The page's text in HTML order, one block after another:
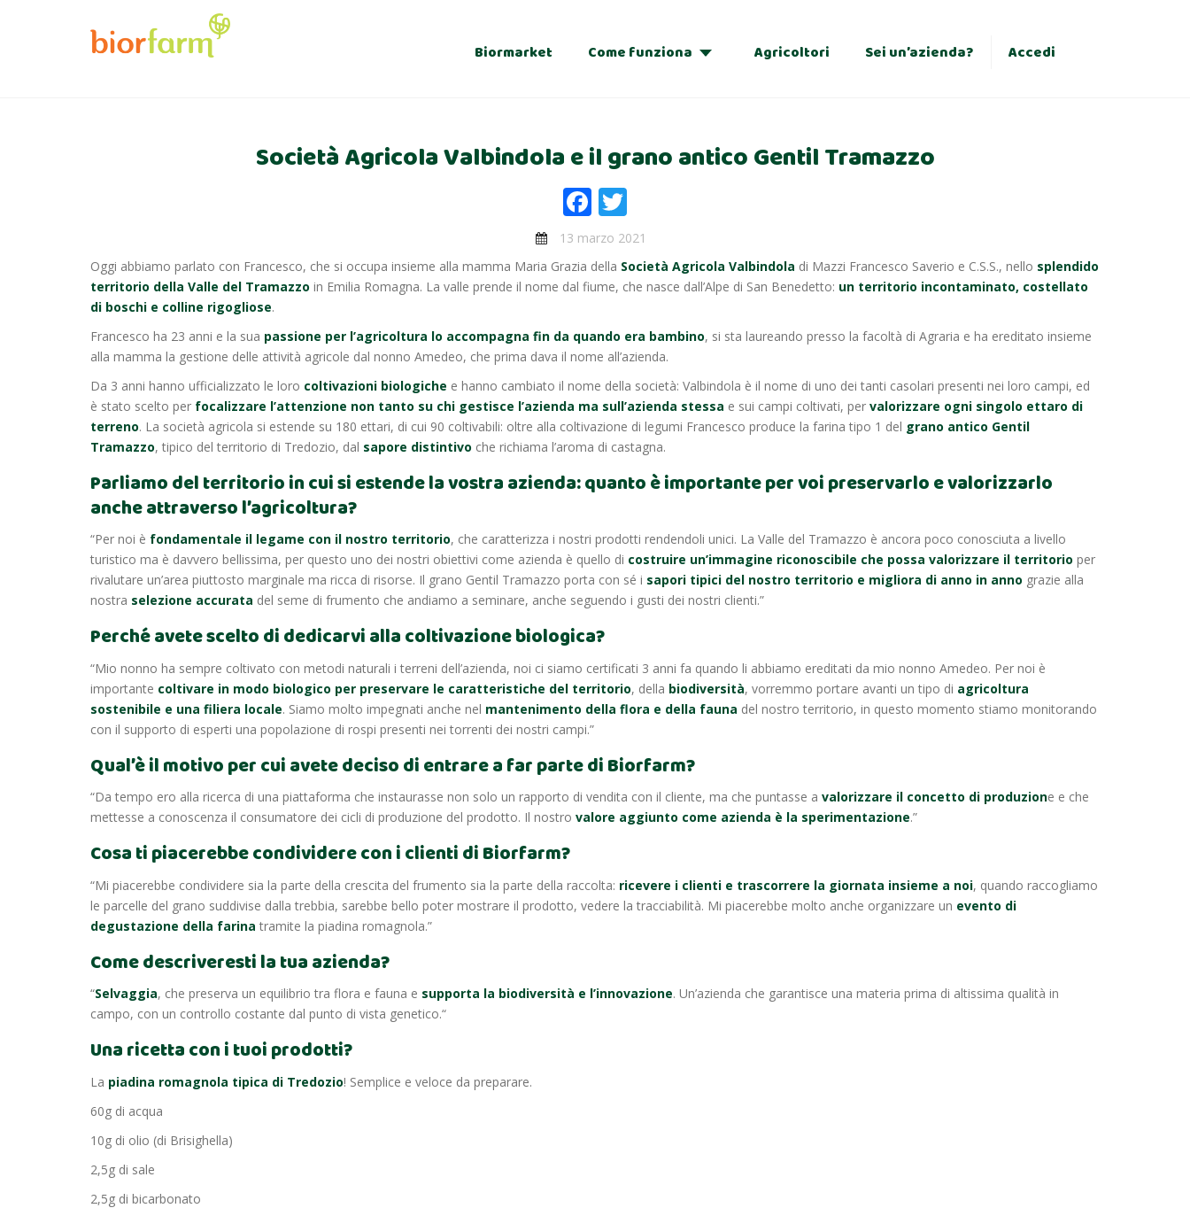
Biormarket Come funziona
Regalo
Agricoltori Sei un’azienda? Accedi
Società Agricola Valbindola e il grano antico Gentil Tramazzo
Facebook
13 marzo 2021
Oggi abbiamo parlato con Francesco, che si occupa insieme alla mamma Maria Grazia della Società Agricola Valbindola di Mazzi Francesco Saverio e C.S.S., nello splendido
territorio della Valle del Tramazzo in Emilia Romagna. La valle prende il nome dal fiume, che nasce dall’Alpe di San Benedetto: un territorio incontaminato, costellato
di boschi e colline rigogliose.
Francesco ha 23 anni e la sua passione per l’agricoltura lo accompagna fin da quando era bambino, si sta laureando presso la facoltà di Agraria e ha ereditato insieme
alla mamma la gestione delle attività agricole dal nonno Amedeo, che prima dava il nome all’azienda.
Da 3 anni hanno ufficializzato le loro coltivazioni biologiche e hanno cambiato il nome della società: Valbindola è il nome di uno dei tanti casolari presenti nei loro campi, ed
è stato scelto per focalizzare l’attenzione non tanto su chi gestisce l’azienda ma sull’azienda stessa e sui campi coltivati, per valorizzare ogni singolo ettaro di
terreno. La società agricola si estende su 180 ettari, di cui 90 coltivabili: oltre alla coltivazione di legumi Francesco produce la farina tipo 1 del grano antico Gentil
Tramazzo, tipico del territorio di Tredozio, dal sapore distintivo che richiama l’aroma di castagna.
Parliamo del territorio in cui si estende la vostra azienda: quanto è importante per voi preservarlo e valorizzarlo
anche attraverso l’agricoltura?
“Per noi è fondamentale il legame con il nostro territorio, che caratterizza i nostri prodotti rendendoli unici. La Valle del Tramazzo è ancora poco conosciuta a livello
turistico ma è davvero bellissima, per questo uno dei nostri obiettivi come azienda è quello di costruire un’immagine riconoscibile che possa valorizzare il territorio per
rivalutare un’area piuttosto marginale ma ricca di risorse. Il grano Gentil Tramazzo porta con sé i sapori tipici del nostro territorio e migliora di anno in anno grazie alla
nostra selezione accurata del seme di frumento che andiamo a seminare, anche seguendo i gusti dei nostri clienti.”
Perché avete scelto di dedicarvi alla coltivazione biologica?
“Mio nonno ha sempre coltivato con metodi naturali i terreni dell’azienda, noi ci siamo certificati 3 anni fa quando li abbiamo ereditati da mio nonno Amedeo. Per noi è
importante coltivare in modo biologico per preservare le caratteristiche del territorio, della biodiversità, vorremmo portare avanti un tipo di agricoltura
sostenibile e una filiera locale. Siamo molto impegnati anche nel mantenimento della flora e della fauna del nostro territorio, in questo momento stiamo monitorando
con il supporto di esperti una popolazione di rospi presenti nei torrenti dei nostri campi.”
Qual’è il motivo per cui avete deciso di entrare a far parte di Biorfarm?
“Da tempo ero alla ricerca di una piattaforma che instaurasse non solo un rapporto di vendita con il cliente, ma che puntasse a valorizzare il concetto di produzione e che
mettesse a conoscenza il consumatore dei cicli di produzione del prodotto. Il nostro valore aggiunto come azienda è la sperimentazione.”
Cosa ti piacerebbe condividere con i clienti di Biorfarm?
“Mi piacerebbe condividere sia la parte della crescita del frumento sia la parte della raccolta: ricevere i clienti e trascorrere la giornata insieme a noi, quando raccogliamo
le parcelle del grano suddivise dalla trebbia, sarebbe bello poter mostrare il prodotto, vedere la tracciabilità. Mi piacerebbe molto anche organizzare un evento di
degustazione della farina tramite la piadina romagnola.”
Come descriveresti la tua azienda?
“Selvaggia, che preserva un equilibrio tra flora e fauna e supporta la biodiversità e l’innovazione. Un’azienda che garantisce una materia prima di altissima qualità in
campo, con un controllo costante dal punto di vista genetico.“
Una ricetta con i tuoi prodotti?
La piadina romagnola tipica di Tredozio! Semplice e veloce da preparare.
60g di acqua
10g di olio (di Brisighella)
2,5g di sale
2,5g di bicarbonato